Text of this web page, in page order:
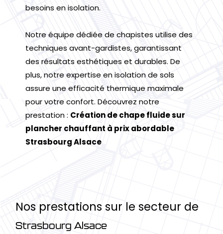
besoins en isolation.
Notre équipe dédiée de chapistes utilise des
techniques avant-gardistes, garantissant
des résultats esthétiques et durables. De
plus, notre expertise en isolation de sols
assure une efficacité thermique maximale
pour votre confort. Découvrez notre
prestation : Création de chape fluide sur
plancher chauffant à prix abordable
Strasbourg Alsace
Nos prestations sur le secteur de
Strasbourg Alsace